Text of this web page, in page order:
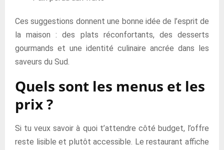
Ces suggestions donnent une bonne idée de l’esprit de
la maison : des plats réconfortants, des desserts
gourmands et une identité culinaire ancrée dans les
saveurs du Sud.
Quels sont les menus et les
prix ?
Si tu veux savoir à quoi t’attendre côté budget, l’offre
reste lisible et plutôt accessible. Le restaurant affiche